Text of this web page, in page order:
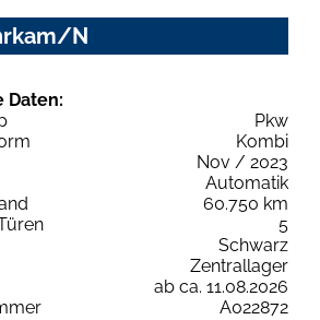
N
Daten:
Pkw
Kombi
Nov / 2023
Automatik
60.750 km
5
Schwarz
Zentrallager
ab ca. 11.08.2026
A022872